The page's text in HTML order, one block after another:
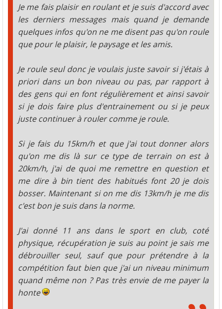
Je me fais plaisir en roulant et je suis d'accord avec
les derniers messages mais quand je demande
quelques infos qu'on ne me disent pas qu'on roule
que pour le plaisir, le paysage et les amis.
Je roule seul donc je voulais juste savoir si j'étais à
priori dans un bon niveau ou pas, par rapport à
des gens qui en font régulièrement et ainsi savoir
si je dois faire plus d'entrainement ou si je peux
juste continuer à rouler comme je roule.
Si je fais du 15km/h et que j'ai tout donner alors
qu'on me dis là sur ce type de terrain on est à
20km/h, j'ai de quoi me remettre en question et
me dire à bin tient des habitués font 20 je dois
bosser. Maintenant si on me dis 13km/h je me dis
c'est bon je suis dans la norme.
J'ai donné 11 ans dans le sport en club, coté
physique, récupération je suis au point je sais me
débrouiller seul, sauf que pour prétendre à la
compétition faut bien que j'ai un niveau minimum
quand même non ? Pas très envie de me payer la
honte